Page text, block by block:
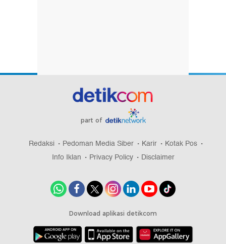
part of
Redaksi Pedoman Media Siber Karir
Kotak Pos
Info Iklan
Privacy Policy Disclaimer
Download aplikasi detikcom